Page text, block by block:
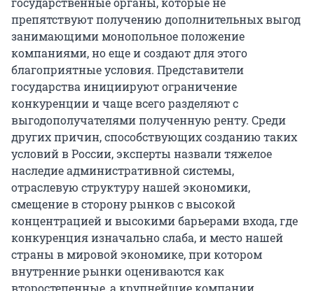
препятствуют получению дополнительных выгод
занимающими монопольное положение
компаниями, но еще и создают для этого
благоприятные условия. Представители
государства инициируют ограничение
конкуренции и чаще всего разделяют с
выгодополучателями полученную ренту. Среди
других причин, способствующих созданию таких
условий в России, эксперты назвали тяжелое
наследие административной системы,
отраслевую структуру нашей экономики,
смещение в сторону рынков с высокой
концентрацией и высокими барьерами входа, где
конкуренция изначально слаба, и место нашей
страны в мировой экономике, при котором
внутренние рынки оцениваются как
второстепенные, а крупнейшие компании